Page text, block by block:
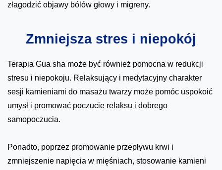
złagodzić objawy bólów głowy i migreny.
Zmniejsza stres i niepokój
Terapia Gua sha może być również pomocna w redukcji
stresu i niepokoju. Relaksujący i medytacyjny charakter
sesji kamieniami do masażu twarzy może pomóc uspokoić
umysł i promować poczucie relaksu i dobrego
samopoczucia.
Ponadto, poprzez promowanie przepływu krwi i
zmniejszenie napięcia w mięśniach, stosowanie kamieni